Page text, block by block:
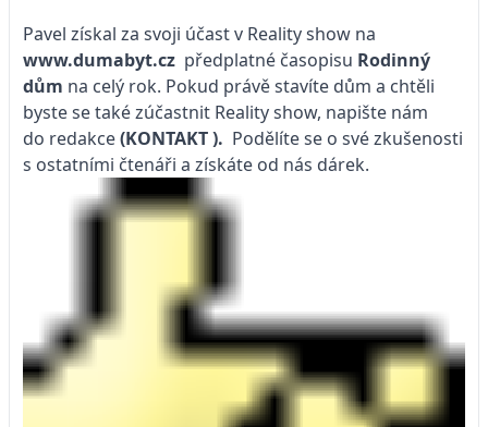
Pavel získal za svoji účast v Reality show na
www.dumabyt.cz předplatné časopisu Rodinný
dům na celý rok. Pokud právě stavíte dům a chtěli
byste se také zúčastnit Reality show, napište nám
do redakce(KONTAKT). Podělíte se o své zkušenosti
s ostatními čtenáři a získáte od nás dárek.